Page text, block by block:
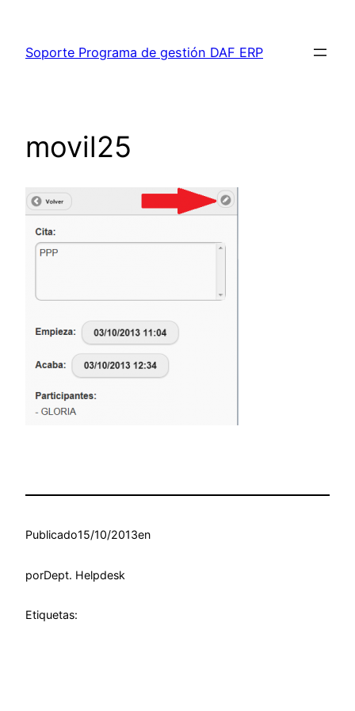
contenido
Soporte Programa de gestión DAF ERP
movil25
Publicado15/10/2013en
porDept. Helpdesk
Etiquetas: